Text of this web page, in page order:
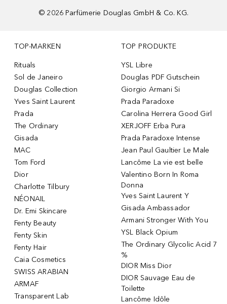
© 2026 Parfümerie Douglas GmbH & Co. KG.
TOP-MARKEN
Rituals
Sol de Janeiro
Douglas Collection
Yves Saint Laurent
Prada
The Ordinary
Gisada
MAC
Tom Ford
Dior
Charlotte Tilbury
NÉONAIL
Dr. Emi Skincare
Fenty Beauty
Fenty Skin
Fenty Hair
Caia Cosmetics
SWISS ARABIAN
ARMAF
Transparent Lab
TOP PRODUKTE
YSL Libre
Douglas PDF Gutschein
Giorgio Armani Si
Prada Paradoxe
Carolina Herrera Good Girl
XERJOFF Erba Pura
Prada Paradoxe Intense
Jean Paul Gaultier Le Male
Lancôme La vie est belle
Valentino Born In Roma
Donna
Yves Saint Laurent Y
Gisada Ambassador
Armani Stronger With You
YSL Black Opium
The Ordinary Glycolic Acid 7
%
DIOR Miss Dior
DIOR Sauvage Eau de
Toilette
Lancôme Idôle